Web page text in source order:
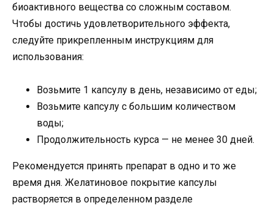
биоактивного вещества со сложным составом.
Чтобы достичь удовлетворительного эффекта,
следуйте прикрепленным инструкциям для
использования:
Возьмите 1 капсулу в день, независимо от еды;
Возьмите капсулу с большим количеством
воды;
Продолжительность курса — не менее 30 дней.
Рекомендуется принять препарат в одно и то же
время дня. Желатиновое покрытие капсулы
растворяется в определенном разделе